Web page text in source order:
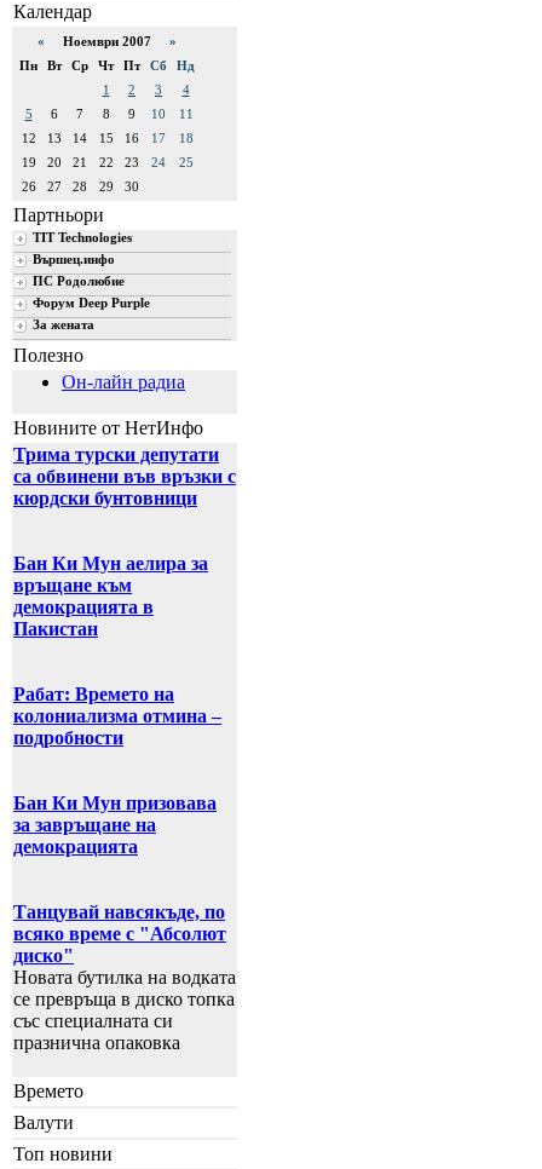
Календар
« Ноември 2007 »
Пн
Вт Ср Чт Пт Сб
Нд
1
2 3
4
5
6 7 8 9 10
11
12
13 14 15 16 17
18
19
20 21 22 23 24
25
26
27 28 29 30
Партньори
TIT Technologies
Вършец.инфо
ПС Родолюбие
Форум Deep Purple
За жената
Полезно
Он-лайн радиа
Новините от НетИнфо
Трима турски депутати
са обвинени във връзки с
кюрдски бунтовници
Бан Ки Мун аелира за
връщане към
демокрацията в
Пакистан
Рабат: Времето на
колониализма отмина –
подробности
Бан Ки Мун призовава
за завръщане на
демокрацията
Танцувай навсякъде, по
всяко време с "Абсолют
диско"
Новата бутилка на водката
се превръща в диско топка
със специалната си
празнична опаковка
Времето
Валути
Топ новини